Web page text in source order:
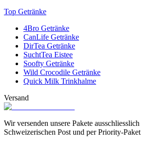
Top Getränke
4Bro Getränke
CanLife Getränke
DirTea Getränke
SuchtTea Eistee
Soofty Getränke
Wild Crocodile Getränke
Quick Milk Trinkhalme
Versand
Wir versenden unsere Pakete
Schweizerischen Post und per Priority-